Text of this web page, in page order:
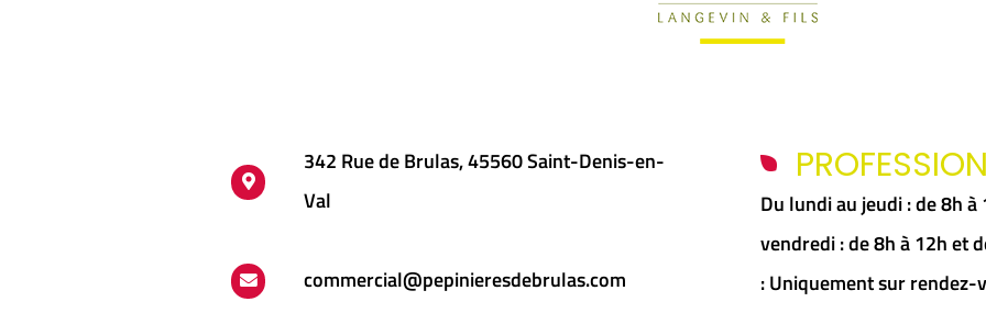
342 Rue de Brulas, 45560 Saint-Denis-en-
Val
commercial@pepinieresdebrulas.com
Du lundi au jeudi : de 8h
vendredi : de 8h à 12h et
: Uniquement sur rendez-